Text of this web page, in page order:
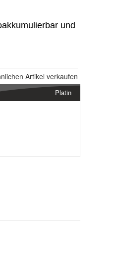
Artikel verkaufen
Platin